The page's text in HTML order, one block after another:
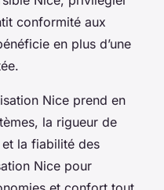
conformité aux
en plus d’une
Nice prend en
la rigueur de
et la fiabilité des
Nice pour